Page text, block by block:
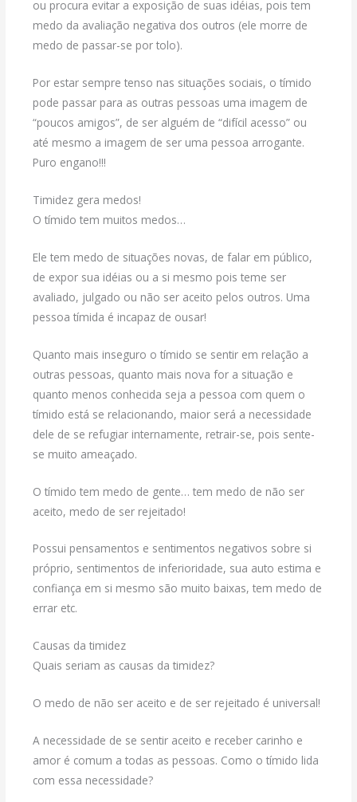
ou procura evitar a exposição de suas idéias, pois tem
medo da avaliação negativa dos outros (ele morre de
medo de passar-se por tolo).
Por estar sempre tenso nas situações sociais, o tímido
pode passar para as outras pessoas uma imagem de
“poucos amigos”, de ser alguém de “difícil acesso” ou
até mesmo a imagem de ser uma pessoa arrogante.
Puro engano!!!
Timidez gera medos!
O tímido tem muitos medos…
Ele tem medo de situações novas, de falar em público,
de expor sua idéias ou a si mesmo pois teme ser
avaliado, julgado ou não ser aceito pelos outros. Uma
pessoa tímida é incapaz de ousar!
Quanto mais inseguro o tímido se sentir em relação a
outras pessoas, quanto mais nova for a situação e
quanto menos conhecida seja a pessoa com quem o
tímido está se relacionando, maior será a necessidade
dele de se refugiar internamente, retrair-se, pois sente-
se muito ameaçado.
O tímido tem medo de gente… tem medo de não ser
aceito, medo de ser rejeitado!
Possui pensamentos e sentimentos negativos sobre si
próprio, sentimentos de inferioridade, sua auto estima e
confiança em si mesmo são muito baixas, tem medo de
errar etc.
Causas da timidez
Quais seriam as causas da timidez?
O medo de não ser aceito e de ser rejeitado é universal!
A necessidade de se sentir aceito e receber carinho e
amor é comum a todas as pessoas. Como o tímido lida
com essa necessidade?